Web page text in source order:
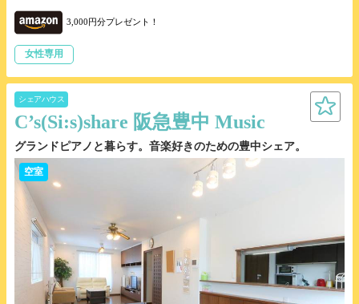
3,000円分プレゼント！
女性専用
シェアハウス
C’s(Si:s)share 阪急豊中 Music
グランドピアノと暮らす。音楽好きのための豊中シェア。
空室